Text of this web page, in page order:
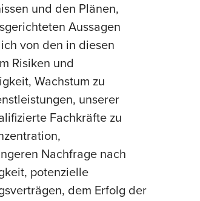
und den Plänen,
Aussagen
von den in diesen
Risiken und
Wachstum zu
unserer
Fachkräfte zu
Nachfrage nach
potenzielle
dem Erfolg der